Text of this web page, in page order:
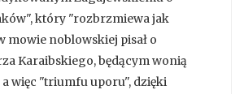
który "rozbrzmiewa jak
mowie noblowskiej pisał o
Karaibskiego, będącym wonią
więc "triumfu uporu", dzięki